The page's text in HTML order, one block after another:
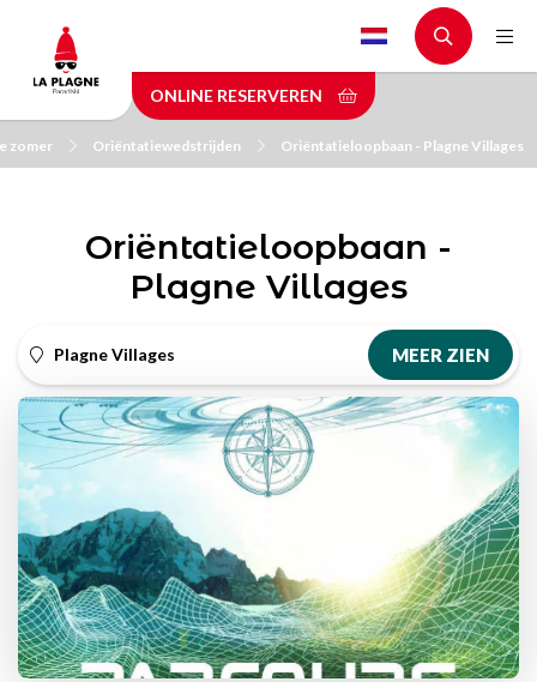
main
content
ONLINE RESERVEREN
zomer Oriëntatiewedstrijden Oriëntatieloopbaan - Plagne Villages
Oriëntatieloopbaan -
Plagne Villages
Plagne Villages MEER ZIEN